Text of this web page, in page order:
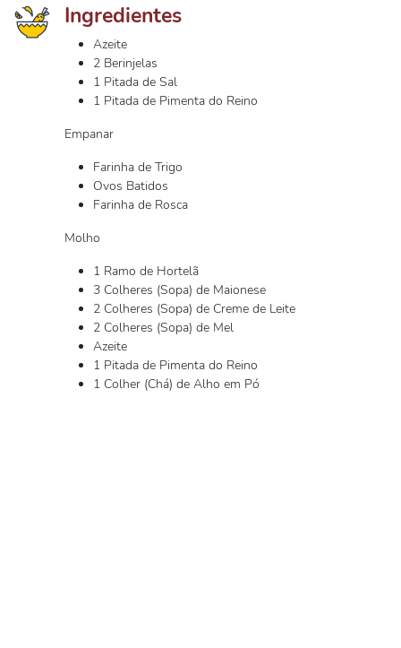
Ingredientes
Azeite
2 Berinjelas
1 Pitada de Sal
1 Pitada de Pimenta do Reino
Empanar
Farinha de Trigo
Ovos Batidos
Farinha de Rosca
Molho
1 Ramo de Hortelã
3 Colheres (Sopa) de Maionese
2 Colheres (Sopa) de Creme de Leite
2 Colheres (Sopa) de Mel
Azeite
1 Pitada de Pimenta do Reino
1 Colher (Chá) de Alho em Pó